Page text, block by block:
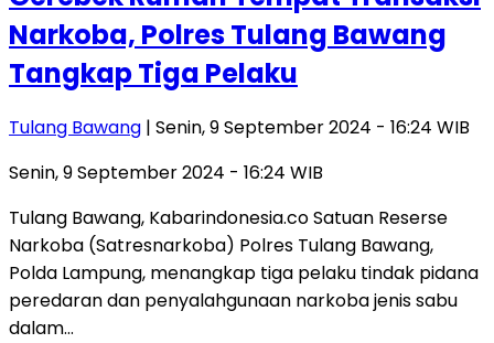
Narkoba, Polres Tulang Bawang
Tangkap Tiga Pelaku
Tulang Bawang | Senin, 9 September 2024 - 16:24 WIB
Senin, 9 September 2024 - 16:24 WIB
Tulang Bawang, Kabarindonesia.co Satuan Reserse
Narkoba (Satresnarkoba) Polres Tulang Bawang,
Polda Lampung, menangkap tiga pelaku tindak pidana
peredaran dan penyalahgunaan narkoba jenis sabu
dalam…